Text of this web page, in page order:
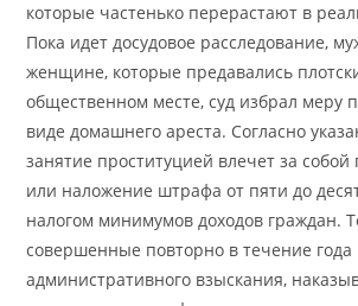
которые частенько перерастают в
Пока идет досудовое расследование,
женщине, которые предавались
общественном месте, суд избрал меру
виде домашнего ареста. Согласно
занятие проституцией влечет за
или наложение штрафа от пяти до
налогом минимумов доходов граждан.
совершенные повторно в течение
административного взыскания,